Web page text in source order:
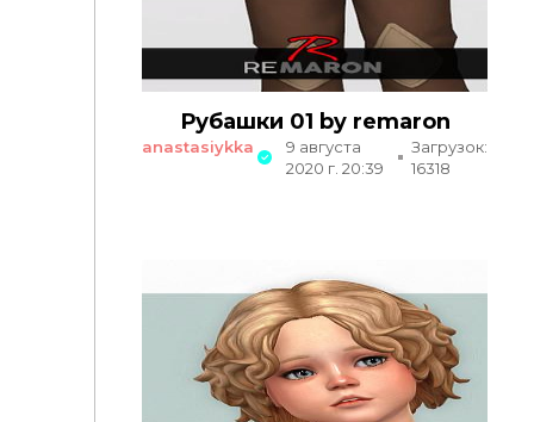
Рубашки 01 by remaron
anastasiykka
9 августа
2020 г. 20:39
Загрузок:
16318